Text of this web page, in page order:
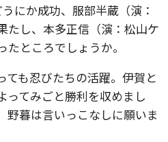
にか成功、服部半蔵（演：
たし、本多正信（演：松山ケ
ところでしょうか。
ても忍びたちの活躍。伊賀と
ってみごと勝利を収めまし
野暮は言いっこなしに願いま